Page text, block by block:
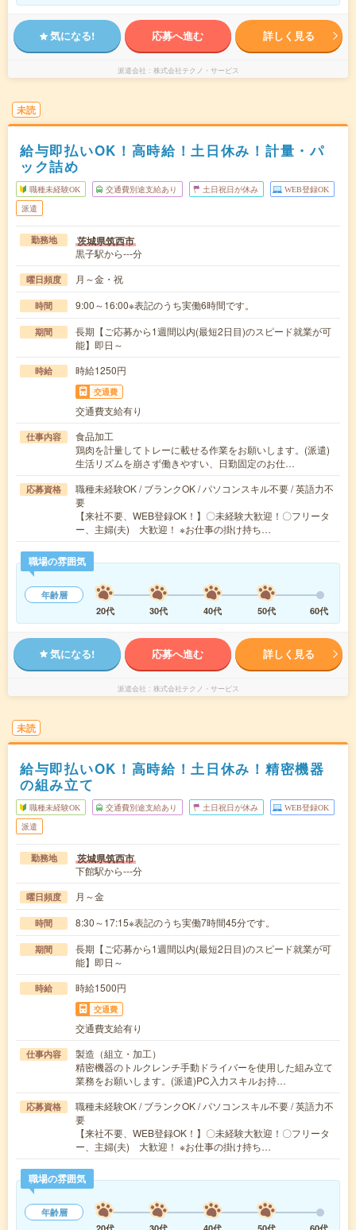
気になる! 応募へ進む 詳しく見る
派遣会社 株式会社テクノ・サービス
未読
給与即払いOK！高時給！土日休み！計量・パ
ック詰め
職種未経験OK 交通費別途支給あり 土日祝日が休み WEB登録OK
派遣
勤務地 茨城県筑西市
黒子駅から---分
曜日頻度 月～金・祝
時間 9:00～16:00※表記のうち実働6時間です。
期間
長期【ご応募から1週間以内(最短2日目)のスピード就業が可
能】即日～
時給 時給1250円
交通費
交通費支給有り
仕事内容
食品加工
鶏肉を計量してトレーに載せる作業をお願いします。(派遣)
生活リズムを崩さず働きやすい、日勤固定のお仕…
応募資格
職種未経験OK / ブランクOK / パソコンスキル不要 / 英語力不
要
【来社不要、WEB登録OK！】〇未経験大歓迎！〇フリータ
ー、主婦(夫) 大歓迎！ ※お仕事の掛け持ち…
職場の雰囲気
年齢層
20代
30代 40代 50代 60代
気になる! 応募へ進む 詳しく見る
派遣会社 株式会社テクノ・サービス
未読
給与即払いOK！高時給！土日休み！精密機器
の組み立て
職種未経験OK 交通費別途支給あり 土日祝日が休み WEB登録OK
派遣
勤務地 茨城県筑西市
下館駅から---分
曜日頻度 月～金
時間 8:30～17:15※表記のうち実働7時間45分です。
期間
長期【ご応募から1週間以内(最短2日目)のスピード就業が可
能】即日～
時給 時給1500円
交通費
交通費支給有り
仕事内容
製造（組立・加工）
精密機器のトルクレンチ手動ドライバーを使用した組み立て
業務をお願いします。(派遣)PC入力スキルお持…
応募資格
職種未経験OK / ブランクOK / パソコンスキル不要 / 英語力不
要
【来社不要、WEB登録OK！】〇未経験大歓迎！〇フリータ
ー、主婦(夫) 大歓迎！ ※お仕事の掛け持ち…
職場の雰囲気
年齢層